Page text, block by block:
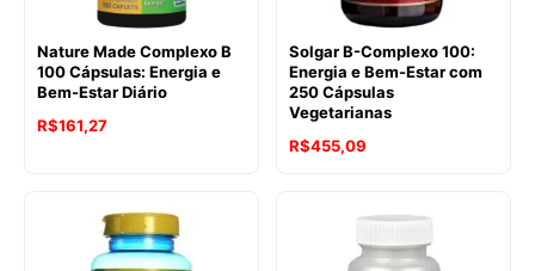
Nature Made Complexo B
100 Cápsulas: Energia e
Bem-Estar Diário
R$161,27
Solgar B-Complexo 100:
Energia e Bem-Estar com
250 Cápsulas
Vegetarianas
R$455,09